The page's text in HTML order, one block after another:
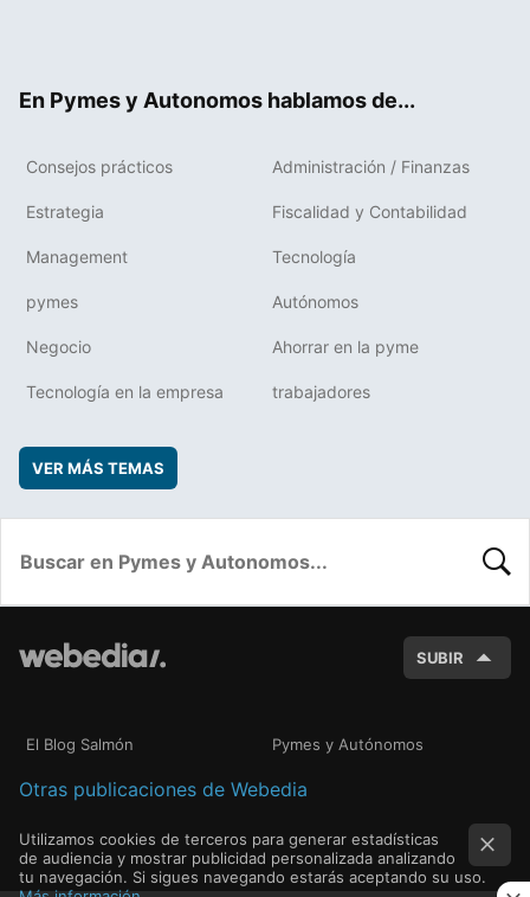
En Pymes y Autonomos hablamos de...
Consejos prácticos Administración / Finanzas
Estrategia Fiscalidad y Contabilidad
Management Tecnología
pymes Autónomos
Negocio Ahorrar en la pyme
Tecnología en la empresa trabajadores
VER MÁS TEMAS
SUBIR
El Blog Salmón Pymes y Autónomos
Otras publicaciones de Webedia
Utilizamos cookies de terceros para generar estadísticas
de audiencia y mostrar publicidad personalizada analizando
tu navegación. Si sigues navegando estarás aceptando su uso.